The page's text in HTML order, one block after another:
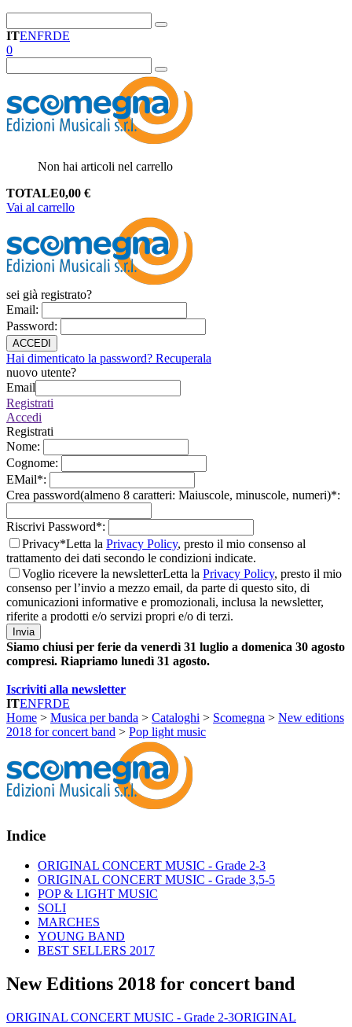
ITENFRDE
0
Non hai articoli nel carrello
TOTALE0,00 €
Vai al carrello
sei già registrato?
Email:
Password:
ACCEDI
Hai dimenticato la password? Recuperala
nuovo utente?
Email
Registrati
Accedi
Registrati
Nome:
Cognome:
EMail*:
Crea password(almeno 8 caratteri: Maiuscole, minuscole, numeri)*:
Riscrivi Password*:
Privacy*Letta la Privacy Policy, presto il mio consenso al
trattamento dei dati secondo le condizioni indicate.
Voglio ricevere la newsletterLetta la Privacy Policy, presto il mio
consenso per l’invio a mezzo email, da parte di questo sito, di
comunicazioni informative e promozionali, inclusa la newsletter,
riferite a prodotti e/o servizi propri e/o di terzi.
Invia
Siamo chiusi per ferie da venerdì 31 luglio a domenica 30 agosto
compresi. Riapriamo lunedì 31 agosto.
Iscriviti alla newsletter
ITENFRDE
Home > Musica per banda > Cataloghi > Scomegna > New editions
2018 for concert band > Pop light music
Indice
ORIGINAL CONCERT MUSIC - Grade 2-3
ORIGINAL CONCERT MUSIC - Grade 3,5-5
POP & LIGHT MUSIC
SOLI
MARCHES
YOUNG BAND
BEST SELLERS 2017
New Editions 2018 for concert band
ORIGINAL CONCERT MUSIC - Grade 2-3ORIGINAL